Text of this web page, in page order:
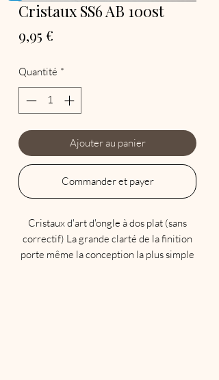
Cristaux SS6 AB 100st
9,95 €
Quantité *
Ajouter au panier
Commander et payer
Cristaux d'art d'ongle à dos plat (sans
correctif) La grande clarté de la finition
porte même la conception la plus simple